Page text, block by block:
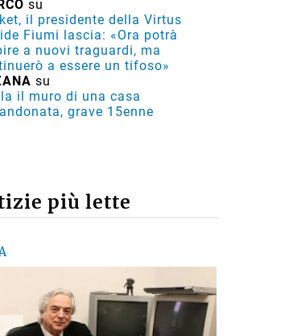
su
il presidente della Virtus
Fiumi lascia: «Ora potrà
a nuovi traguardi, ma
a essere un tifoso»
su
il muro di una casa
grave 15enne
più lette